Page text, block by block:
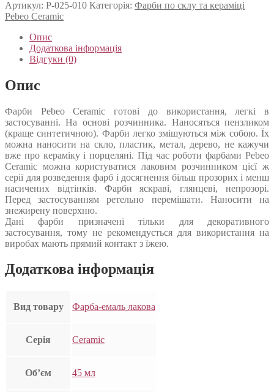
Артикул: P-025-010 Категорія: Фарби по склу та кераміці
Pebeo Ceramic
Опис
Додаткова інформація
Відгуки (0)
Опис
Фарби Pebeo Ceramic готові до використання, легкі в
застосуванні. На основі розчинника. Наносяться пензликом
(краще синтетичною). Фарби легко змішуються між собою. Їх
можна наносити на скло, пластик, метал, дерево, не кажучи
вже про кераміку і порцеляні. Під час роботи фарбами Pebeo
Ceramic можна користуватися лаковим розчинником цієї ж
серії для розведення фарб і досягнення більш прозорих і менш
насичених відтінків. Фарби яскраві, глянцеві, непрозорі.
Перед застосуванням ретельно перемішати. Наносити на
знежирену поверхню.
Дані фарби призначені тільки для декоративного
застосування, тому не рекомендується для використання на
виробах мають прямий контакт з їжею.
Додаткова інформація
Вид товару Фарба-емаль лакова
Серія Ceramic
Об’єм 45 мл